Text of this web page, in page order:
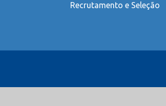
Recrutamento e Seleção